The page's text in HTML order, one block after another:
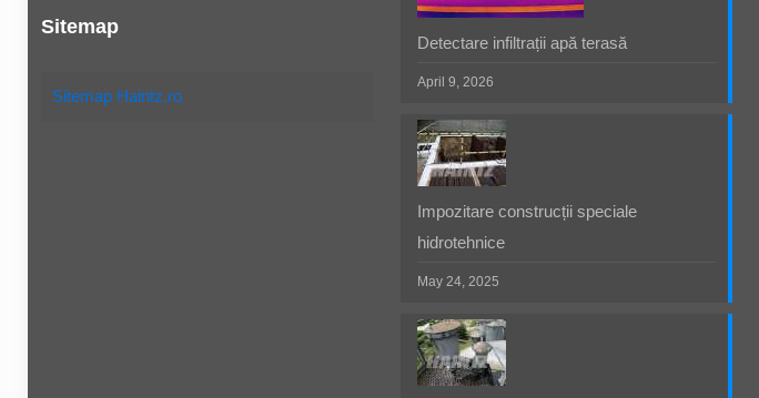
Sitemap
Sitemap Haintz.ro
Detectare infiltrații apă terasă
April 9, 2026
Impozitare construcții speciale
hidrotehnice
May 24, 2025